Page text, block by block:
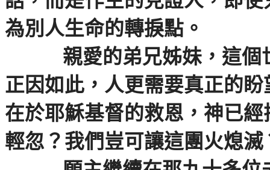
為別人生命的轉捩點。
親愛的弟兄姊妹，這
正因如此，人更需要真正的
在於耶穌基督的救恩，神已
輕忽？我們豈可讓這團火熄滅